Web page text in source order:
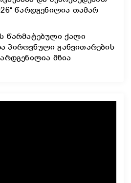
წარდგენილია თამარ
წარმატებული ქალი
პიროვნული განვითარების
მზია